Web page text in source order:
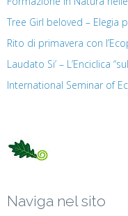
Tree Girl beloved – Elegia
Rito di primavera con
Laudato Si’ – L’Enciclica
International Seminar of
Naviga nel sito